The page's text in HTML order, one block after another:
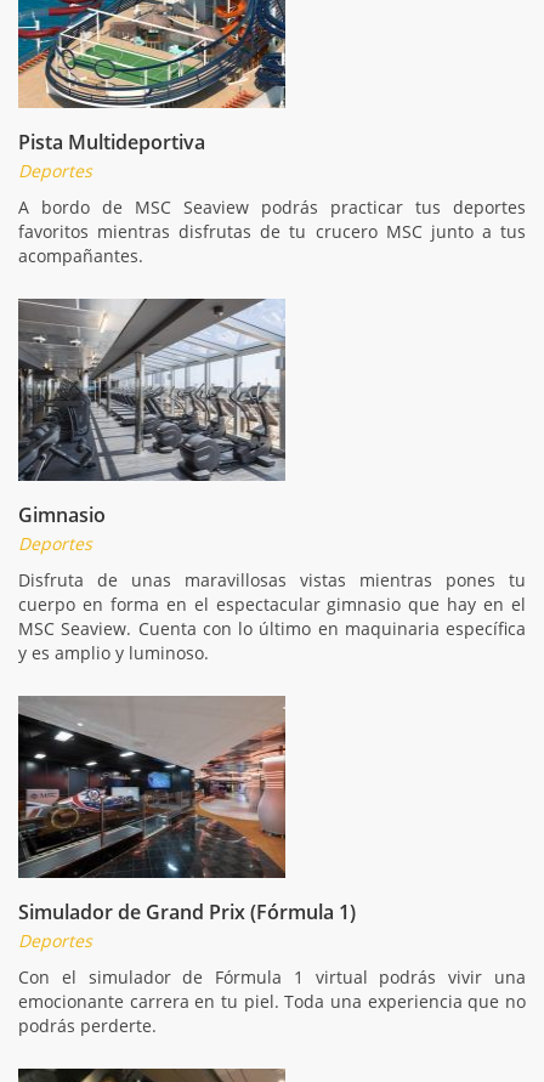
Pista Multideportiva
Deportes
A bordo de MSC Seaview podrás practicar tus deportes
favoritos mientras disfrutas de tu crucero MSC junto a tus
acompañantes.
Gimnasio
Deportes
Disfruta de unas maravillosas vistas mientras pones tu
cuerpo en forma en el espectacular gimnasio que hay en el
MSC Seaview. Cuenta con lo último en maquinaria específica
y es amplio y luminoso.
Simulador de Grand Prix (Fórmula 1)
Deportes
Con el simulador de Fórmula 1 virtual podrás vivir una
emocionante carrera en tu piel. Toda una experiencia que no
podrás perderte.